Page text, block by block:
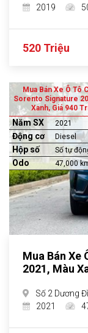
2019
520 Triệu
Mua Bán Xe Ô Tô
Sorento Signature
Xanh, Giá 940
Năm SX 2021
Động cơ Diesel
Hộp số Số tự
Odo 47,000
Mua Bán Xe
2021, Màu
Số 2 Dương
2021